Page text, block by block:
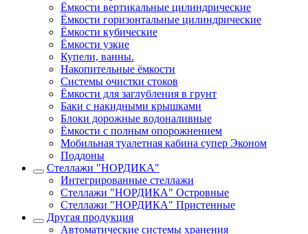
Ёмкости вертикальные цилиндрические
Ёмкости горизонтальные цилиндрические
Ёмкости кубические
Ёмкости узкие
Купели, ванны.
Накопительные ёмкости
Системы очистки стоков
Ёмкости для заглубления в грунт
Баки с накидными крышками
Блоки дорожные водоналивные
Ёмкости с полным опорожнением
Мобильная туалетная кабина супер Эконом
Поддоны
Стеллажи "НОРДИКА"
Интегрированные стеллажи
Стеллажи "НОРДИКА" Островные
Стеллажи "НОРДИКА" Пристенные
Другая продукция
Автоматические системы хранения